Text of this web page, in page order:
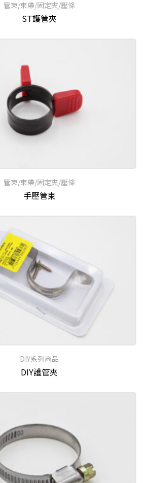
管束/束帶/固定夾/壓條
ST護管夾
管束/束帶/固定夾/壓條
手壓管束
DIY系列商品
DIY護管夾